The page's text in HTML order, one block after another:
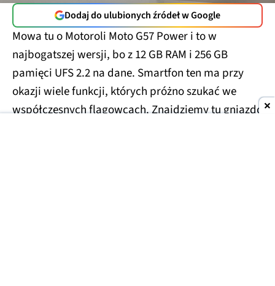
Dodaj do ulubionych źródeł w Google
Mowa tu o Motoroli Moto G57 Power i to w
najbogatszej wersji, bo z 12 GB RAM i 256 GB
pamięci UFS 2.2 na dane. Smartfon ten ma przy
okazji wiele funkcji, których próżno szukać we
współczesnych flagowcach. Znajdziemy tu gniazdo